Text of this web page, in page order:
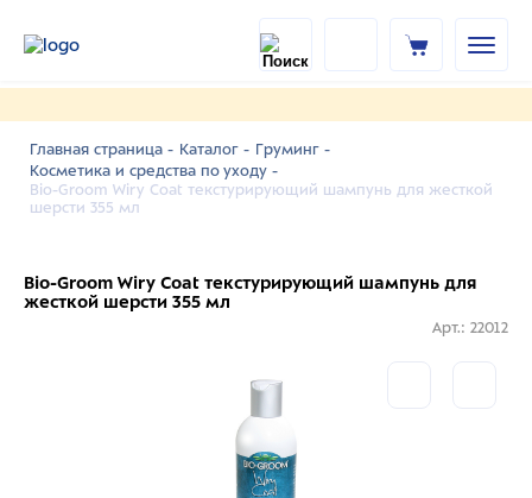
Главная страница - Каталог - Груминг -
Косметика и средства по уходу -
Bio-Groom Wiry Coat текстурирующий шампунь для жесткой
шерсти 355 мл
Bio-Groom Wiry Coat текстурирующий шампунь для
жесткой шерсти 355 мл
Арт.: 22012